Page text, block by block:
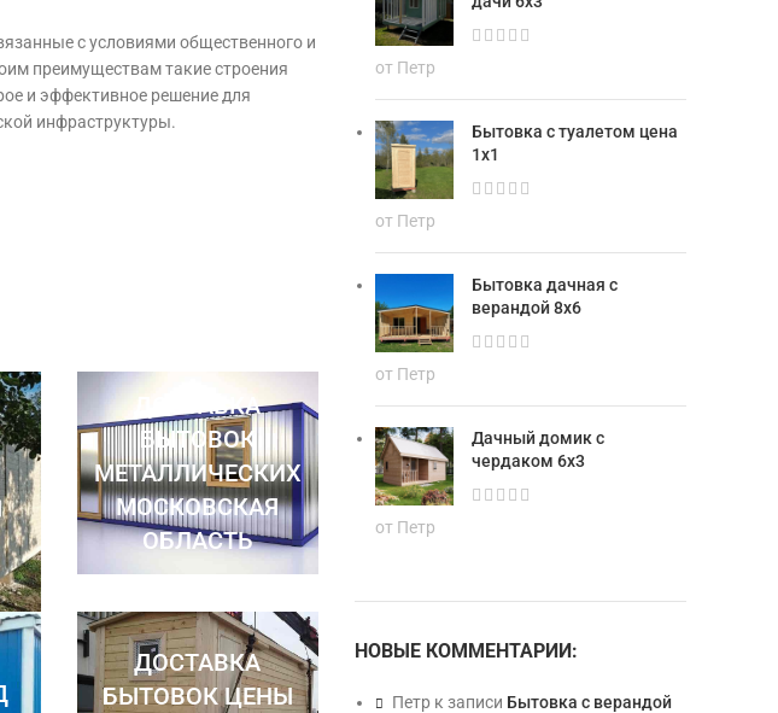
с условиями общественного и
преимуществам такие строения
и эффективное решение для
инфраструктуры.
ДОСТАВКА
БЫТОВОК
МЕТАЛЛИЧЕСКИХ
МОСКОВСКАЯ
ОБЛАСТЬ
ДОСТАВКА
БЫТОВОК ЦЕНЫ
от Петр
Бытовка с туалетом цена
1х1
от Петр
Бытовка дачная с
верандой 8х6
от Петр
Дачный домик с
чердаком 6х3
от Петр
НОВЫЕ КОММЕНТАРИИ:
Петр к записи Бытовка с верандой